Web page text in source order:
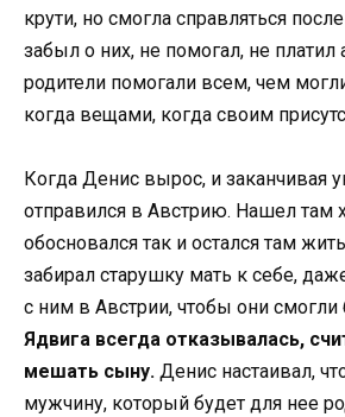
крути, но смогла справляться
забыл о них, не помогал, не
родители помогали всем, чем
когда вещами, когда своим
Когда Денис вырос, и заканчивая
отправился в Австрию. Нашел там
обосновался так и остался там
забирал старушку мать к себе,
с ним в Австрии, чтобы они смогли
Ядвига всегда отказывалась,
мешать сыну. Денис настаивал,
мужчину, который будет для нее